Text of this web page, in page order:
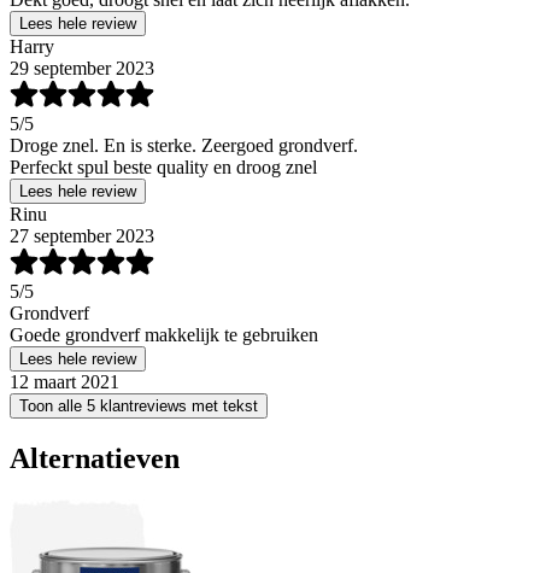
Lees hele review
Harry
29 september 2023
5/5
Droge znel. En is sterke. Zeergoed grondverf.
Perfeckt spul beste quality en droog znel
Lees hele review
Rinu
27 september 2023
5/5
Grondverf
Goede grondverf makkelijk te gebruiken
Lees hele review
12 maart 2021
Toon alle 5 klantreviews met tekst
Alternatieven